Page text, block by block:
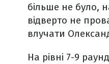
більше не було,
відверто не
влучати
На рівні 7-9